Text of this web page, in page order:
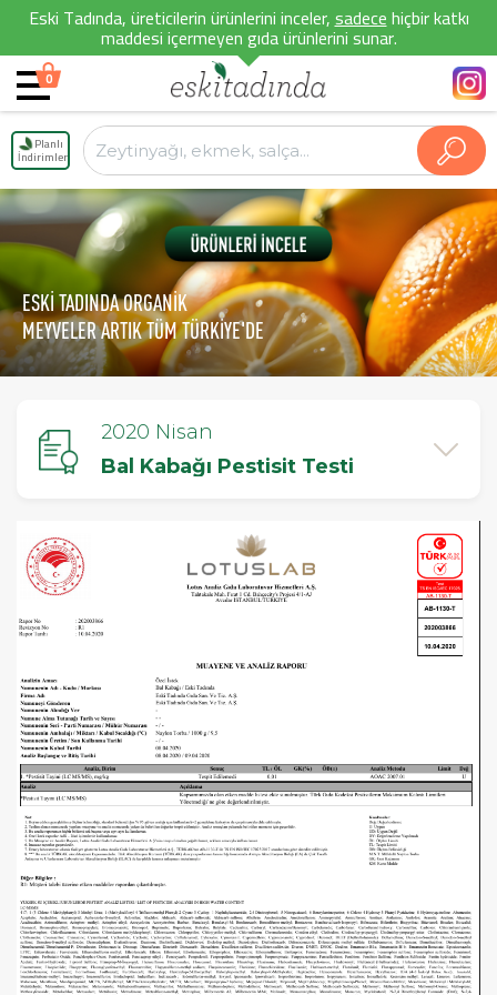
Eski Tadında, üreticilerin ürünlerini inceler,sadecehiçbir katkı
maddesi içermeyen gıda ürünlerini sunar.
0
Planlı
İndirimler
ESKİ TADINDA ORGANİK
MEYVELER ARTIK TÜM TÜRKİYE'DE
2020 Nisan
Bal Kabağı Pestisit Testi